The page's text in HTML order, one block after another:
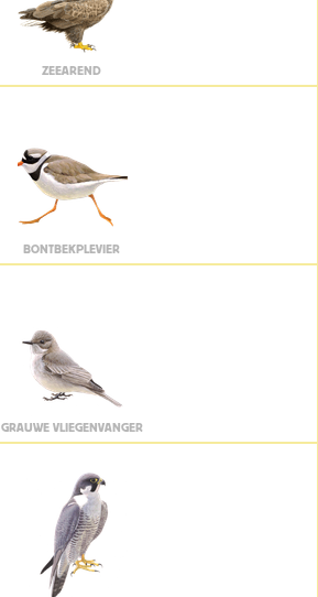
ZEEAREND
BONTBEKPLEVIER
GRAUWE VLIEGENVANGER